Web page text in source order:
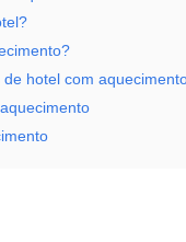
hotel com